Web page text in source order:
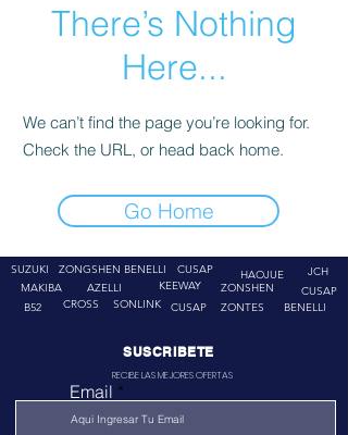
There’s Nothing
Here...
We can’t find the page you’re looking for.
Check the URL, or head back home.
Go Home
SUZUKI
ZONGSHEN
MAKIBA
AZELLI
BENELLI
CUSAP
KEEWAY
B52
CROSS SONLINK CUSAP
HAOJUE
JCH
ZONSHEN
ZONTES
CUSAP
BENELLI
SUSCRIBETE
RECIBE LAS MEJORES OFERTAS
Email